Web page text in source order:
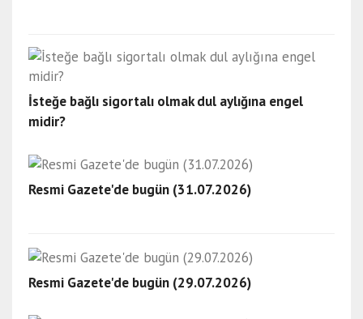
İsteğe bağlı sigortalı olmak dul aylığına engel
midir?
Resmi Gazete'de bugün (31.07.2026)
Resmi Gazete'de bugün (29.07.2026)